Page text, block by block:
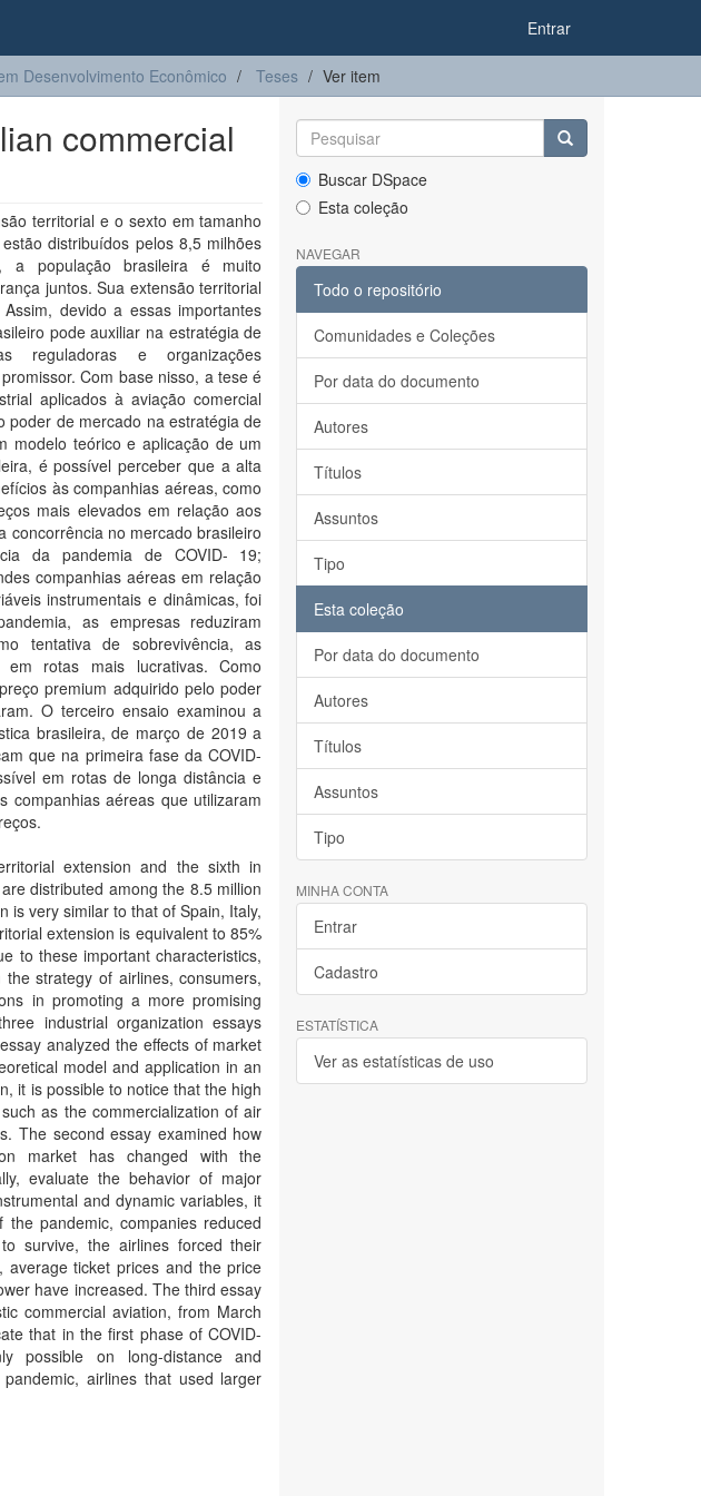
Entrar
Desenvolvimento Econômico Teses Ver item
commercial
territorial e o sexto em tamanho
distribuídos pelos 8,5 milhões
a população brasileira é muito
juntos. Sua extensão territorial
devido a essas importantes
pode auxiliar na estratégia de
reguladoras e organizações
Com base nisso, a tese é
aplicados à aviação comercial
poder de mercado na estratégia de
modelo teórico e aplicação de um
é possível perceber que a alta
às companhias aéreas, como
mais elevados em relação aos
concorrência no mercado brasileiro
da pandemia de COVID- 19;
companhias aéreas em relação
instrumentais e dinâmicas, foi
as empresas reduziram
tentativa de sobrevivência, as
em rotas mais lucrativas. Como
premium adquirido pelo poder
O terceiro ensaio examinou a
brasileira, de março de 2019 a
que na primeira fase da COVID-
em rotas de longa distância e
companhias aéreas que utilizaram
extension and the sixth in
distributed among the 8.5 million
is very similar to that of Spain, Italy,
extension is equivalent to 85%
to these important characteristics,
strategy of airlines, consumers,
in promoting a more promising
industrial organization essays
analyzed the effects of market
model and application in an
it is possible to notice that the high
as the commercialization of air
The second essay examined how
market has changed with the
evaluate the behavior of major
and dynamic variables, it
pandemic, companies reduced
survive, the airlines forced their
ticket prices and the price
have increased. The third essay
commercial aviation, from March
that in the first phase of COVID-
possible on long-distance and
airlines that used larger
Buscar DSpace
Esta coleção
NAVEGAR
Todo o repositório
Comunidades e Coleções
Por data do documento
Autores
Títulos
Assuntos
Tipo
Esta coleção
Por data do documento
Autores
Títulos
Assuntos
Tipo
MINHA CONTA
Entrar
Cadastro
ESTATÍSTICA
Ver as estatísticas de uso